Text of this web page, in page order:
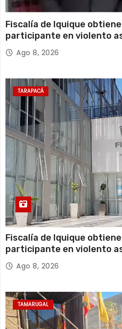
Fiscalía de Iquique
participante en violento
Ago 8, 2026
TARAPACÁ
Fiscalía de Iquique
participante en violento
Ago 8, 2026
TAMARUGAL